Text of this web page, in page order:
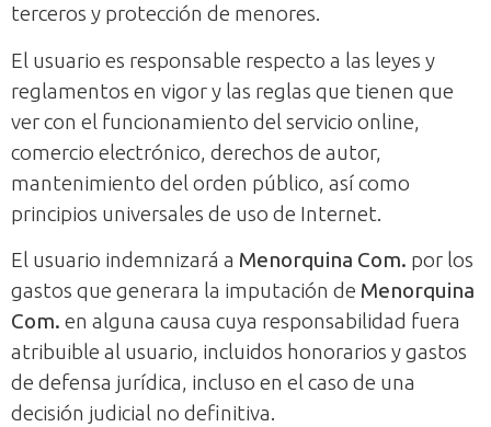
terceros y protección de menores.
El usuario es responsable respecto a las leyes y
reglamentos en vigor y las reglas que tienen que
ver con el funcionamiento del servicio online,
comercio electrónico, derechos de autor,
mantenimiento del orden público, así como
principios universales de uso de Internet.
El usuario indemnizará a Menorquina Com. por los
gastos que generara la imputación de Menorquina
Com. en alguna causa cuya responsabilidad fuera
atribuible al usuario, incluidos honorarios y gastos
de defensa jurídica, incluso en el caso de una
decisión judicial no definitiva.